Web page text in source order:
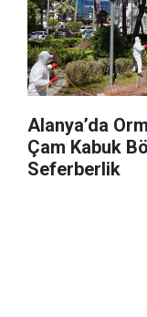
Alanya’da
Çam Kabuk
Seferberlik